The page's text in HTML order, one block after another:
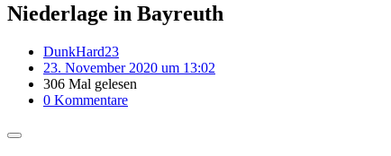
Niederlage in Bayreuth
DunkHard23
23. November 2020 um 13:02
306 Mal gelesen
0 Kommentare